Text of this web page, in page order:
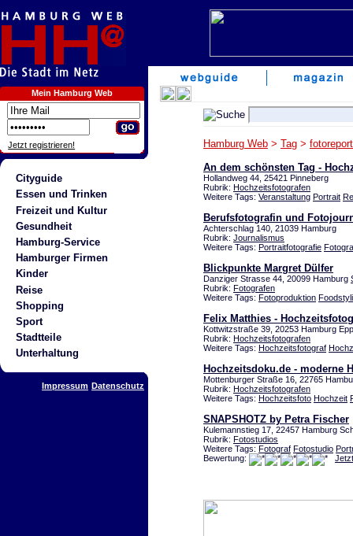
Mein Hamburg Web
Jetzt registrieren!
Cityguide
Essen und Trinken
Freizeit und Kultur
Gesundheit
Hamburg-Service
Hamburger Firmen
Kinder
Reise
Shopping
Sport
Stadtteile
Unterhaltung
Impressum Datenschutz
Hamburg Web > Tag >
An dem schönsten Tag -
Hollandweg 44, 25421 Pinneberg
Rubrik: Hochzeitsfotografen
Weitere Tags: Veranstaltung Portrait
Berufsfotografin und
Achterschlag 140, 21039 Hamburg
Rubrik: Journalismus
Weitere Tags: Portraitfotografie
Blickpunkte Margret Dülfer
Danziger Strasse 44, 20099 Hamburg
Rubrik: Fotografen
Weitere Tags: Fotoproduktion
Felix Matthies -
Kottwitzstraße 39, 20253 Hamburg
Rubrik: Hochzeitsfotografen
Weitere Tags: Hochzeitsfotograf
Hochzeitsdoku.de - moderne
Mottenburger Straße 16, 22765
Rubrik: Hochzeitsfotografen
Weitere Tags: Hochzeitsfoto Hochzeit
SNAPSHOTZ by Petra Fischer
Kulemannstieg 17, 22457 Hamburg
Rubrik: Fotostudios
Weitere Tags: Fotograf Fotostudio
Bewertung: